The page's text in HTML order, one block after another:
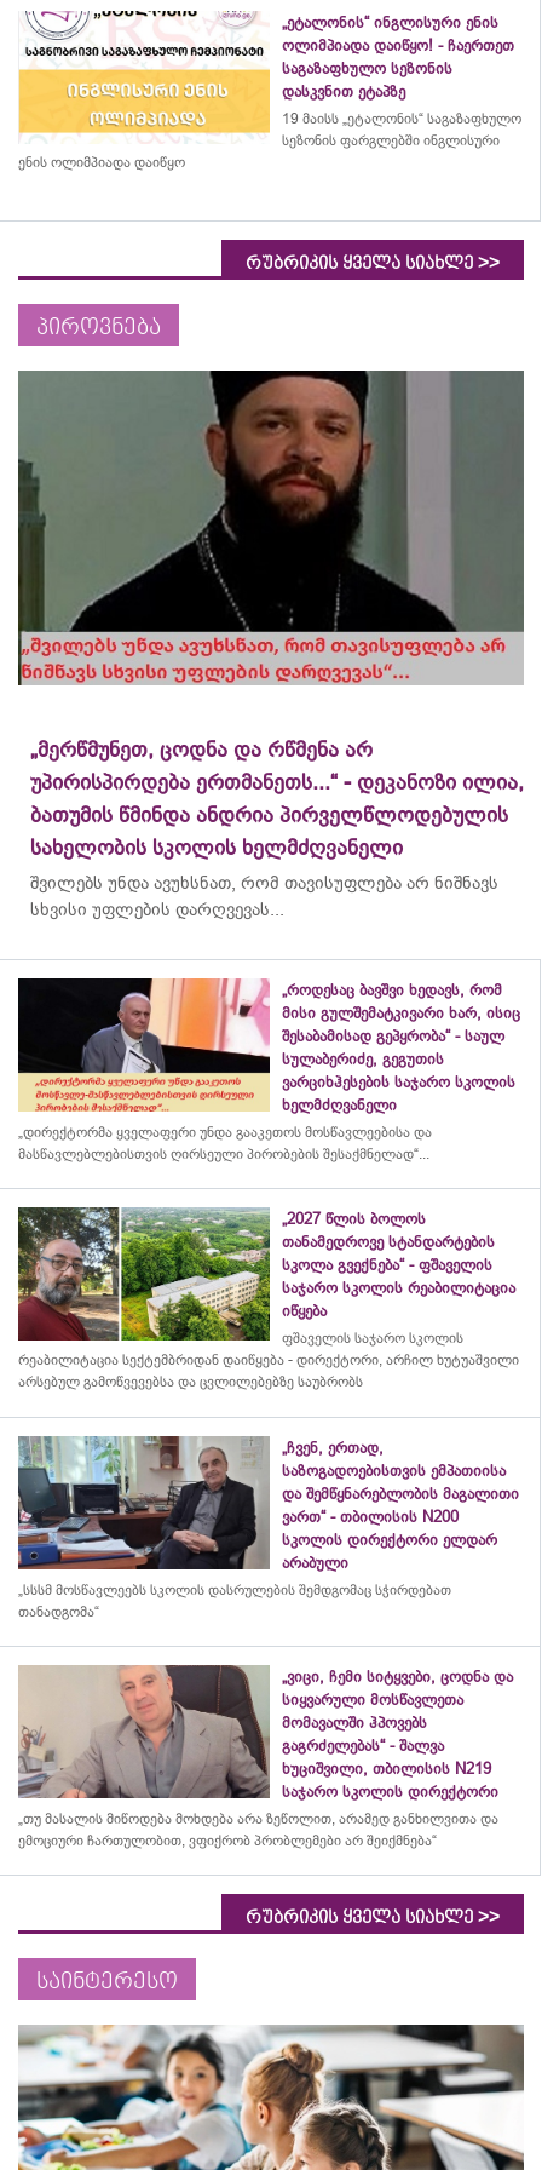
„ეტალონის“ ინგლისური ენის
ოლიმპიადა დაიწყო! - ჩაერთეთ
საგაზაფხულო სეზონის
დასკვნით ეტაპზე
19 მაისს „ეტალონის“ საგაზაფხულო
სეზონის ფარგლებში ინგლისური
ენის ოლიმპიადა დაიწყო
რუბრიკის ყველა სიახლე >>
პიროვნება
„მერწმუნეთ, ცოდნა და რწმენა არ
უპირისპირდება ერთმანეთს...“ - დეკანოზი ილია,
ბათუმის წმინდა ანდრია პირველწლოდებულის
სახელობის სკოლის ხელმძღვანელი
შვილებს უნდა ავუხსნათ, რომ თავისუფლება არ ნიშნავს
სხვისი უფლების დარღვევას...
„როდესაც ბავშვი ხედავს, რომ
მისი გულშემატკივარი ხარ, ისიც
შესაბამისად გეპყრობა“ - საულ
სულაბერიძე, გეგუთის
ვარციხჰესების საჯარო სკოლის
ხელმძღვანელი
„დირექტორმა ყველაფერი უნდა გააკეთოს მოსწავლეებისა და
მასწავლებლებისთვის ღირსეული პირობების შესაქმნელად“...
„2027 წლის ბოლოს
თანამედროვე სტანდარტების
სკოლა გვექნება“ - ფშაველის
საჯარო სკოლის რეაბილიტაცია
იწყება
ფშაველის საჯარო სკოლის
რეაბილიტაცია სექტემბრიდან დაიწყება - დირექტორი, არჩილ ხუტუაშვილი
არსებულ გამოწვევებსა და ცვლილებებზე საუბრობს
„ჩვენ, ერთად,
საზოგადოებისთვის ემპათიისა
და შემწყნარებლობის მაგალითი
ვართ“ - თბილისის N200
სკოლის დირექტორი ელდარ
არაბული
„სსსმ მოსწავლეებს სკოლის დასრულების შემდგომაც სჭირდებათ
თანადგომა“
„ვიცი, ჩემი სიტყვები, ცოდნა და
სიყვარული მოსწავლეთა
მომავალში ჰპოვებს
გაგრძელებას“ - შალვა
ხუციშვილი, თბილისის N219
საჯარო სკოლის დირექტორი
„თუ მასალის მიწოდება მოხდება არა ზეწოლით, არამედ განხილვითა და
ემოციური ჩართულობით, ვფიქრობ პრობლემები არ შეიქმნება“
რუბრიკის ყველა სიახლე >>
საინტერესო